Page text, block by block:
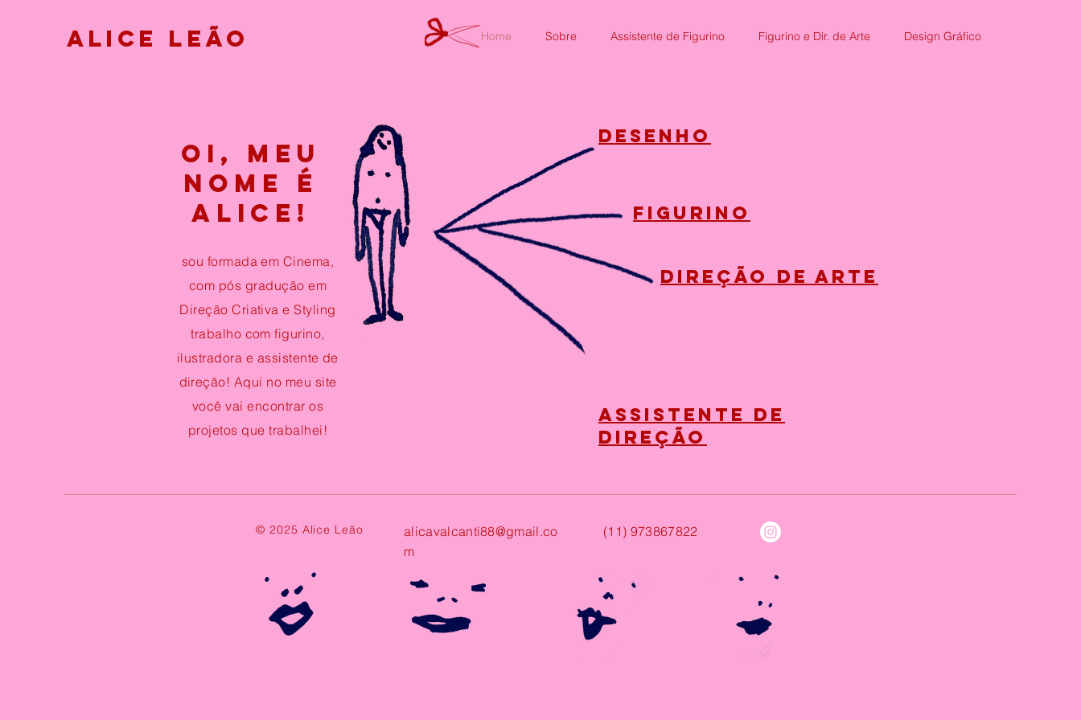
Alice Leão Home Sobre Assistente de Figurino Figurino e Dir. de Arte Design Gráfico
Oi, meu
nome é
alice!
sou formada em Cinema,
com pós gradução em
Direção Criativa e Styling
trabalho com figurino,
ilustradora e assistente de
direção! Aqui no meu site
você vai encontrar os
projetos que trabalhei!
desenho
figurino
Assistente de
direção
direção de arte
© 2025 Alice Leão
alicavalcanti88@gmail.co
m
(11) 973867822